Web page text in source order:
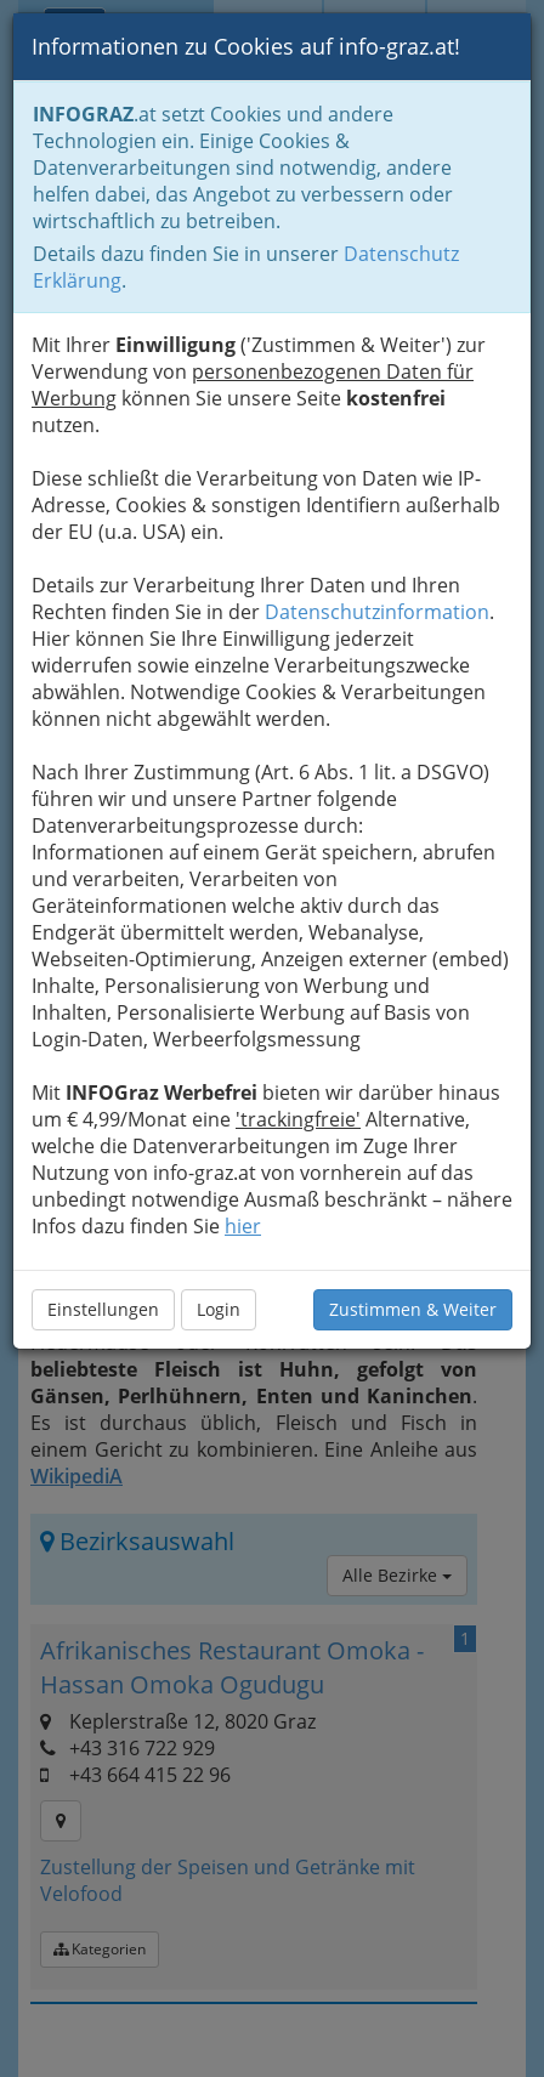
Suche Login Toggle
Informationen zu Cookies auf info-graz.at!
INFOGRAZ.at setzt Cookies und andere
Technologien ein. Einige Cookies &
Datenverarbeitungen sind notwendig, andere
helfen dabei, das Angebot zu verbessern oder
wirtschaftlich zu betreiben.
Details dazu finden Sie in unserer Datenschutz
Erklärung.
Mit Ihrer Einwilligung('Zustimmen & Weiter') zur
Verwendung von personenbezogenen Daten für
Werbung können Sie unsere Seite kostenfrei
nutzen.
Diese schließt die Verarbeitung von Daten wie IP-
Adresse, Cookies & sonstigen Identifiern außerhalb
der EU (u.a. USA) ein.
Details zur Verarbeitung Ihrer Daten und Ihren
Rechten finden Sie in der Datenschutzinformation.
Hier können Sie Ihre Einwilligung jederzeit
widerrufen sowie einzelne Verarbeitungszwecke
abwählen. Notwendige Cookies & Verarbeitungen
können nicht abgewählt werden.
Nach Ihrer Zustimmung (Art. 6 Abs. 1 lit. a DSGVO)
führen wir und unsere Partner folgende
Datenverarbeitungsprozesse durch:
Informationen auf einem Gerät speichern, abrufen
und verarbeiten, Verarbeiten von
Geräteinformationen welche aktiv durch das
Endgerät übermittelt werden, Webanalyse,
Webseiten-Optimierung, Anzeigen externer (embed)
Inhalte, Personalisierung von Werbung und
Inhalten, Personalisierte Werbung auf Basis von
Login-Daten, Werbeerfolgsmessung
Mit INFOGraz Werbefrei bieten wir darüber hinaus
um € 4,99/Monat eine 'trackingfreie' Alternative,
welche die Datenverarbeitungen im Zuge Ihrer
Nutzung von info-graz.at von vornherein auf das
unbedingt notwendige Ausmaß beschränkt – nähere
Infos dazu finden Sie hier
Einstellungen Login Zustimmen & Weiter
Home
Gastronomie
Gastronomie: Toprestaurants & Gasthäuser
International - fremde Länder
Afrikanisch
Afrikanische Küche
Nur der Bauer
isst nicht, was
er nicht kennt!
Afrika kann grob in vier
große kulinarische
Regionen unterteilt werden:
die Nordafrikanische Küche nördlich der
Sahara, mit ihren arabischen Einflüssen
die Äthiopische Küche, die die Speisen
die Schwarzafrikanische Küche, die in Ost-,
Zentral- und Westafrika gekocht wird sowie
die Südafrikanische Küche mit ihren
asiatischen und europäischen Einflüssen, die
in den Ländern am Kap gekocht wird.
Grundlage einer
zerstoßenem Getreide
oder Wurzeln
hergestellter Brei.
Vielerorts in Afrika
dient dieser Brei als Ersatz für Brot und andere
Beilagen. Verwendete Körner sind unter
anderem Mais, Maniok und Hirse. Körner und
Wurzeln werden im Mörser zerstoßen und
gekocht,bis ein dicker
Brei entsteht, der mit
den Fingern gegessen
werden Eintöpfe oder
Saucen gereicht, die je
nach Region
Hülsenfrüchte und
verschiedene Gemüse,
selten Fleisch und an den Küsten Fisch
Markt als Bushmeat bezeichnet, neben
Antilopen können das auch Affen, Schlangen,
Fledermäuse oder Rohrratten sein.Das
beliebteste Fleisch ist Huhn, gefolgt von
Gänsen, Perlhühnern, Enten und Kaninchen.
Es ist durchaus üblich, Fleisch und Fisch in
einem Gericht zu kombinieren. Eine Anleihe aus
WikipediA
Bezirksauswahl
Alle Bezirke
1
Afrikanisches Restaurant Omoka -
Hassan Omoka Ogudugu
Keplerstraße 12, 8020 Graz
+43 316 722 929
+43 664 415 22 96
Zustellung der Speisen und Getränke mit
Velofood
Kategorien